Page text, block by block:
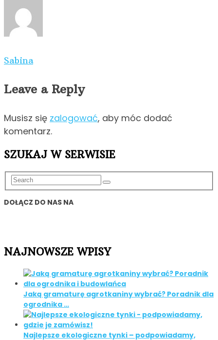
Sabina
Leave a Reply
Musisz się zalogować, aby móc dodać
komentarz.
SZUKAJ W SERWISIE
DOŁĄCZ DO NAS NA
NAJNOWSZE WPISY
Jaką gramaturę agrotkaniny wybrać? Poradnik dla
ogrodnika …
Najlepsze ekologiczne tynki – podpowiadamy,